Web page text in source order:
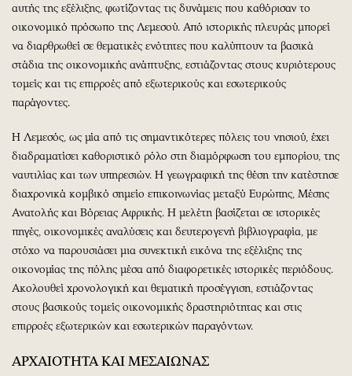
αυτής της εξέλιξης, φωτίζοντας τις δυνάμεις που καθόρισαν το
οικονομικό πρόσωπο της Λεμεσού. Από ιστορικής πλευράς μπορεί
να διαρθρωθεί σε θεματικές ενότητες που καλύπτουν τα βασικά
στάδια της οικονομικής ανάπτυξης, εστιάζοντας στους κυριότερους
τομείς και τις επιρροές από εξωτερικούς και εσωτερικούς
παράγοντες.
Η Λεμεσός, ως μία από τις σημαντικότερες πόλεις του νησιού, έχει
διαδραματίσει καθοριστικό ρόλο στη διαμόρφωση του εμπορίου, της
ναυτιλίας και των υπηρεσιών. Η γεωγραφική της θέση την κατέστησε
διαχρονικά κομβικό σημείο επικοινωνίας μεταξύ Ευρώπης, Μέσης
Ανατολής και Βόρειας Αφρικής. Η μελέτη βασίζεται σε ιστορικές
πηγές, οικονομικές αναλύσεις και δευτερογενή βιβλιογραφία, με
στόχο να παρουσιάσει μια συνεκτική εικόνα της εξέλιξης της
οικονομίας της πόλης μέσα από διαφορετικές ιστορικές περιόδους.
Ακολουθεί χρονολογική και θεματική προσέγγιση, εστιάζοντας
στους βασικούς τομείς οικονομικής δραστηριότητας και στις
επιρροές εξωτερικών και εσωτερικών παραγόντων.
ΑΡΧΑΙΟΤΗΤΑ ΚΑΙ ΜΕΣΑΙΩΝΑΣ